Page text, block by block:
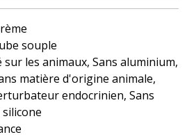
souple
sur les animaux, Sans aluminium,
matière d'origine animale,
endocrinien, Sans